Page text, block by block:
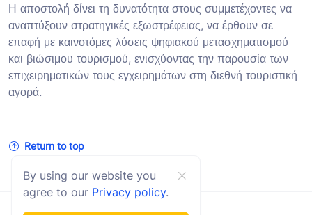
Η αποστολή δίνει τη δυνατότητα στους συμμετέχοντες να
αναπτύξουν στρατηγικές εξωστρέφειας, να έρθουν σε
επαφή με καινοτόμες λύσεις ψηφιακού μετασχηματισμού
και βιώσιμου τουρισμού, ενισχύοντας την παρουσία των
επιχειρηματικών τους εγχειρημάτων στη διεθνή τουριστική
αγορά.
Return to top
By using our website you
agree to our Privacy policy.